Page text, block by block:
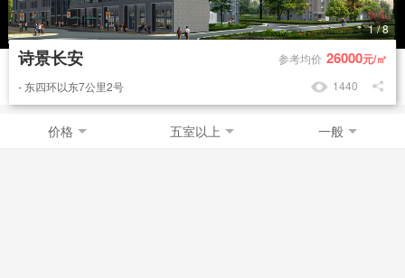
1/8
参考均价 26000元/㎡
诗景长安
1440
- 东四环以东7公里2号
价格 五室以上 一般